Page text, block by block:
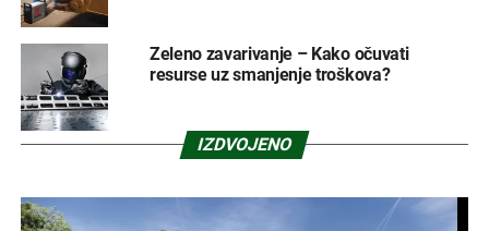
Zeleno zavarivanje – Kako očuvati
resurse uz smanjenje troškova?
IZDVOJENO